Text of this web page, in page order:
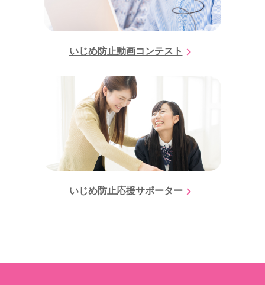
いじめ防止動画コンテスト
いじめ防止応援サポーター